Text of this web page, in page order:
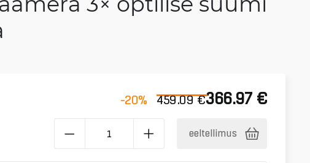
-20% 459.09 €366.97 €
eeltellimus